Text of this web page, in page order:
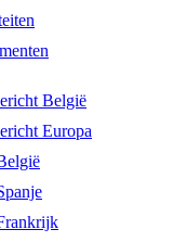
België
Europa